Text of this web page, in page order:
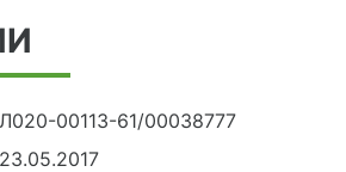
Л020-00113-61/00038777
23.05.2017